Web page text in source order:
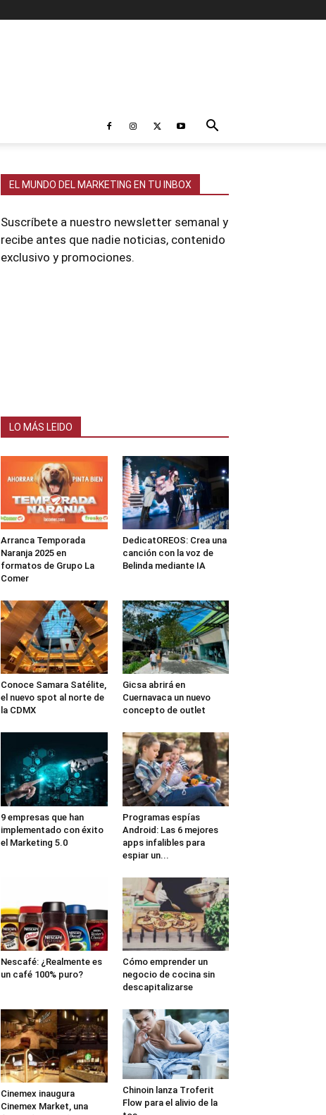
EL MUNDO DEL MARKETING EN TU INBOX
Suscríbete a nuestro newsletter semanal y
recibe antes que nadie noticias, contenido
exclusivo y promociones.
LO MÁS LEIDO
Arranca Temporada
Naranja 2025 en
formatos de Grupo La
Comer
DedicatOREOS: Crea una
canción con la voz de
Belinda mediante IA
Conoce Samara Satélite,
el nuevo spot al norte de
la CDMX
Gicsa abrirá en
Cuernavaca un nuevo
concepto de outlet
9 empresas que han
implementado con éxito
el Marketing 5.0
Programas espías
Android: Las 6 mejores
apps infalibles para
espiar un...
Nescafé: ¿Realmente es
un café 100% puro?
Cómo emprender un
negocio de cocina sin
descapitalizarse
Cinemex inaugura
Cinemex Market, una
Chinoin lanza Troferit
Flow para el alivio de la